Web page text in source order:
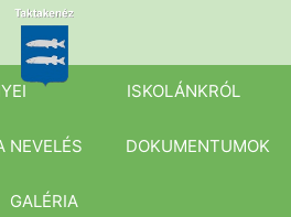
ISKOLÁNKRÓL
NEVELÉS DOKUMENTUMOK
GALÉRIA